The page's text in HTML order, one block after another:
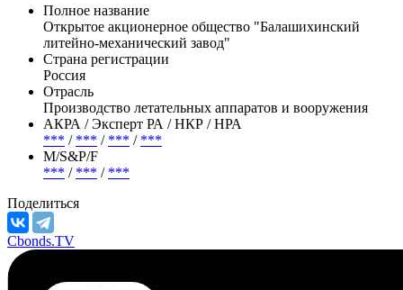
механический завод», количество – 37 402 голосов,
приходящихся на голосующие акции.
Эмитент —Балашихинский ЛМЗ
Полное название
Открытое акционерное общество "Балашихинский
литейно-механический завод"
Страна регистрации
Россия
Отрасль
Производство летательных аппаратов и вооружения
***/***
М/S&P/F
***/
Поделиться